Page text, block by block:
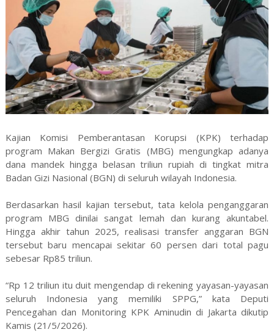
Kajian Komisi Pemberantasan Korupsi (KPK) terhadap
program Makan Bergizi Gratis (MBG) mengungkap adanya
dana mandek hingga belasan triliun rupiah di tingkat mitra
Badan Gizi Nasional (BGN) di seluruh wilayah Indonesia.
Berdasarkan hasil kajian tersebut, tata kelola penganggaran
program MBG dinilai sangat lemah dan kurang akuntabel.
Hingga akhir tahun 2025, realisasi transfer anggaran BGN
tersebut baru mencapai sekitar 60 persen dari total pagu
sebesar Rp85 triliun.
“Rp 12 triliun itu duit mengendap di rekening yayasan-yayasan
seluruh Indonesia yang memiliki SPPG,” kata Deputi
Pencegahan dan Monitoring KPK Aminudin di Jakarta dikutip
Kamis (21/5/2026).